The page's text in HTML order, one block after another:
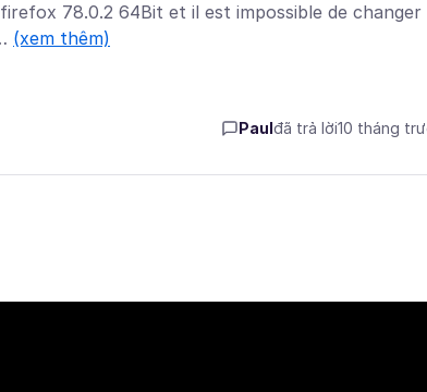
78.0.2 64Bit et il est impossible de changer
(xem thêm)
Paulđã trả lời10 tháng